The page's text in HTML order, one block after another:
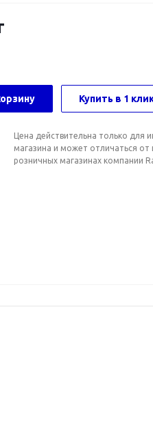
Купить в 1
Цена действительна только для
магазина и может отличаться от
розничных магазинах компании